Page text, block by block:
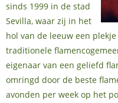
sinds 1999 in de stad
Sevilla, waar zij in het
hol van de leeuw een
traditionele
eigenaar van een geliefd
omringd door de beste
avonden per week op het